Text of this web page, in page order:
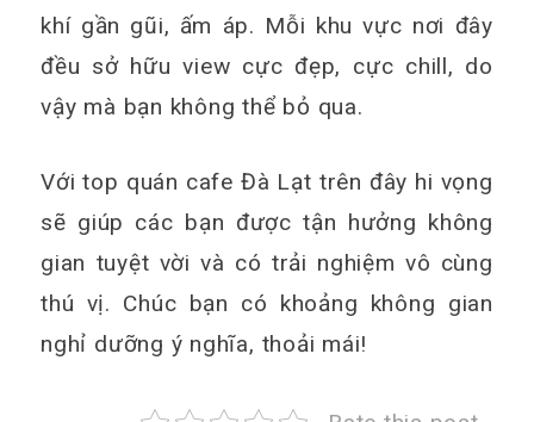
khí gần gũi, ấm áp. Mỗi khu vực nơi đây
đều sở hữu view cực đẹp, cực chill, do
vậy mà bạn không thể bỏ qua.
Với top quán cafe Đà Lạt trên đây hi vọng
sẽ giúp các bạn được tận hưởng không
gian tuyệt vời và có trải nghiệm vô cùng
thú vị. Chúc bạn có khoảng không gian
nghỉ dưỡng ý nghĩa, thoải mái!